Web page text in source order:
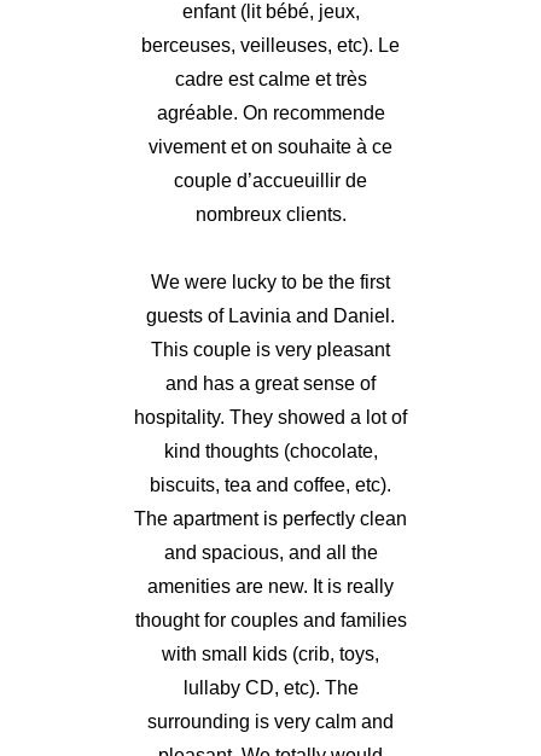
enfant (lit bébé, jeux,
berceuses, veilleuses, etc). Le
cadre est calme et très
agréable. On recommende
vivement et on souhaite à ce
couple d’accueuillir de
nombreux clients.
We were lucky to be the first
guests of Lavinia and Daniel.
This couple is very pleasant
and has a great sense of
hospitality. They showed a lot of
kind thoughts (chocolate,
biscuits, tea and coffee, etc).
The apartment is perfectly clean
and spacious, and all the
amenities are new. It is really
thought for couples and families
with small kids (crib, toys,
lullaby CD, etc). The
surrounding is very calm and